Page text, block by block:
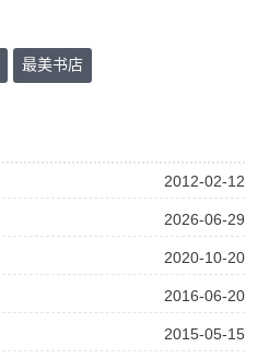
最美书店
2012-02-12
2026-06-29
2020-10-20
2016-06-20
2015-05-15